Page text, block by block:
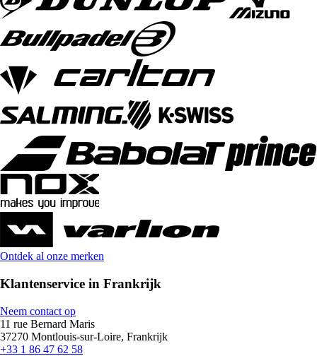
Ontdek al onze merken
Klantenservice in Frankrijk
Neem contact op
11 rue Bernard Maris
37270 Montlouis-sur-Loire, Frankrijk
+33 1 86 47 62 58